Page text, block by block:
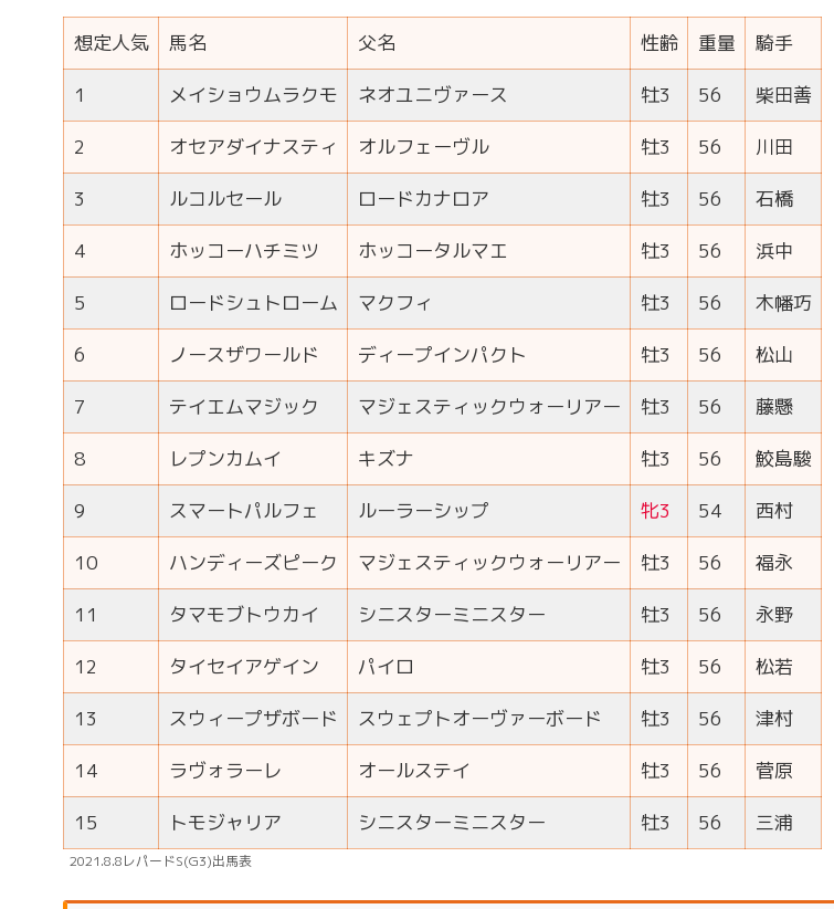
想定人気 馬名 父名 性齢 重量 騎手
1 メイショウムラクモ ネオユニヴァース 牡3 56 柴田善
2 オセアダイナスティ オルフェーヴル 牡3 56 川田
3 ルコルセール ロードカナロア 牡3 56 石橋
4 ホッコーハチミツ ホッコータルマエ 牡3 56 浜中
5 ロードシュトローム マクフィ 牡3 56 木幡巧
6 ノースザワールド ディープインパクト 牡3 56 松山
7 テイエムマジック マジェスティックウォーリアー 牡3 56 藤懸
8 レプンカムイ キズナ 牡3 56 鮫島駿
9 スマートパルフェ ルーラーシップ 牝3 54 西村
10 ハンディーズピーク マジェスティックウォーリアー 牡3 56 福永
11 タマモブトウカイ シニスターミニスター 牡3 56 永野
12 タイセイアゲイン パイロ 牡3 56 松若
13 スウィープザボード スウェプトオーヴァーボード 牡3 56 津村
14 ラヴォラーレ オールステイ 牡3 56 菅原
15 トモジャリア シニスターミニスター 牡3 56 三浦
2021.8.8レパードS(G3)出馬表